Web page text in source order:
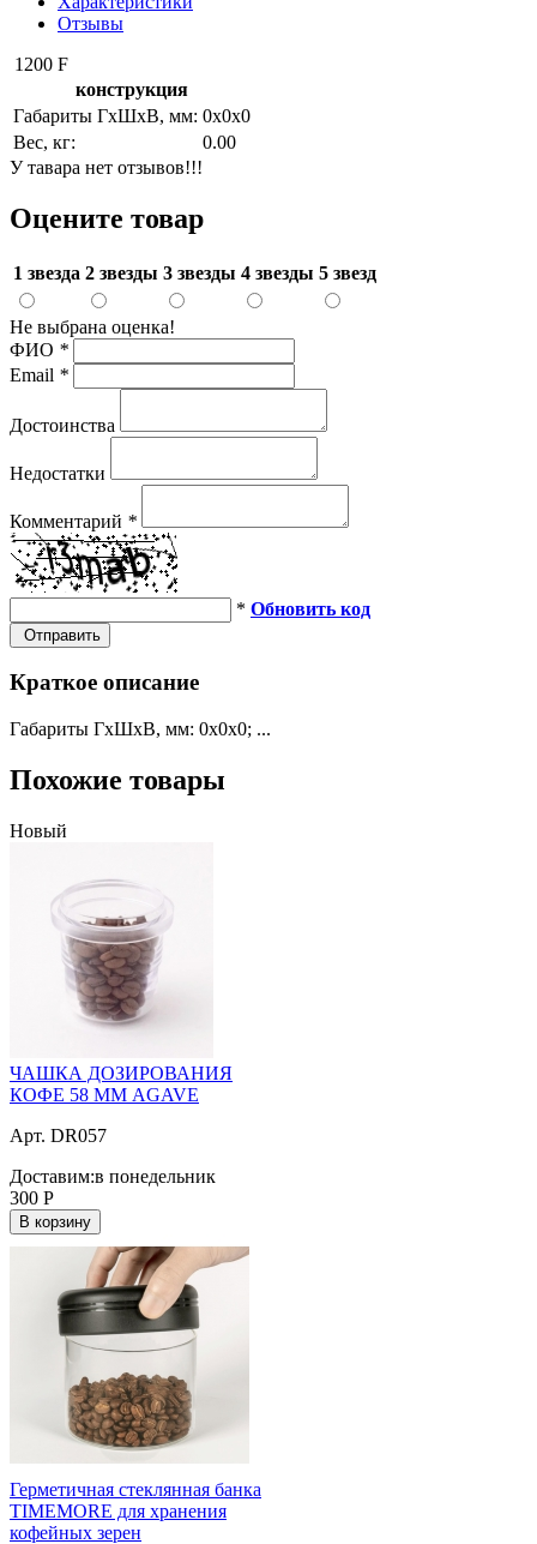
Отзывы
1200 F
конструкция
Габариты ГхШхВ, мм: 0х0х0
Вес, кг:
0.00
У тавара нет отзывов!!!
Оцените товар
1 звезда 2 звезды 3 звезды 4 звезды 5 звезд
Не выбрана оценка!
ФИО *
Email *
Достоинства
Недостатки
Комментарий *
* Обновить код
Отправить
Краткое описание
Габариты ГхШхВ, мм: 0х0х0; ...
Похожие товары
Новый
ЧАШКА ДОЗИРОВАНИЯ
КОФЕ 58 ММ AGAVE
Арт. DR057
Доставим:в понедельник
300 Р
В корзину
Герметичная стеклянная банка
TIMEMORE для хранения
кофейных зерен